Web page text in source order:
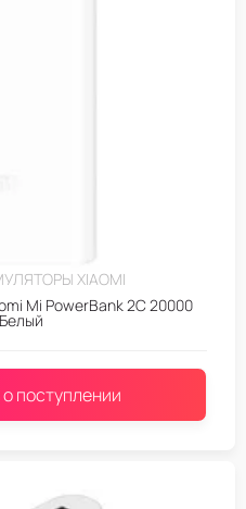
XIAOMI
Mi PowerBank 2C 20000
поступлении